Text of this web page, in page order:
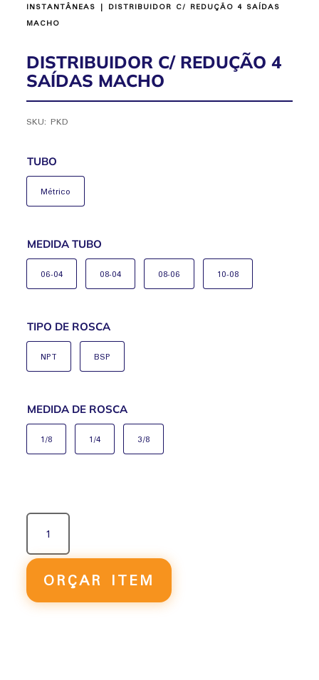
INSTANTÂNEAS | DISTRIBUIDOR C/ REDUÇÃO 4 SAÍDAS
MACHO
DISTRIBUIDOR C/ REDUÇÃO 4
SAÍDAS MACHO
SKU:PKD
TUBO
Métrico
MEDIDA TUBO
06-04 08-04 08-06 10-08
TIPO DE ROSCA
NPT BSP
MEDIDA DE ROSCA
1/8 1/4 3/8
DISTRIBUIDOR
REDUÇÃO
4
SAÍDAS
MACHO
ORÇAR ITEM